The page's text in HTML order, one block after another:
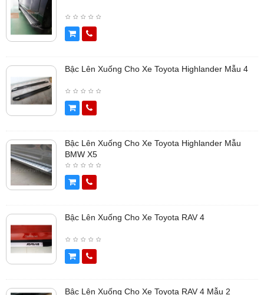
Bậc Lên Xuống Cho Xe Toyota Highlander Mẫu 4
Bậc Lên Xuống Cho Xe Toyota Highlander Mẫu
BMW X5
Bậc Lên Xuống Cho Xe Toyota RAV 4
Bậc Lên Xuống Cho Xe Toyota RAV 4 Mẫu 2